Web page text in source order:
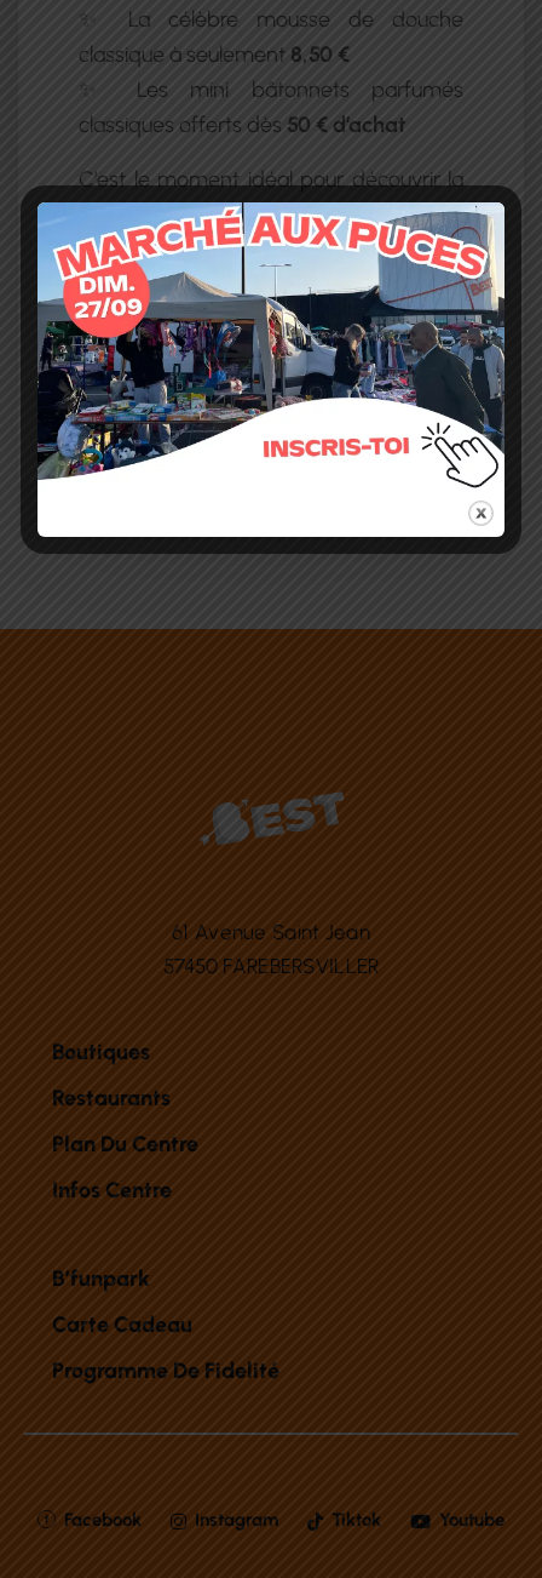
✨ La célèbre mousse de douche
classique à seulement 8,50 €
✨ Les mini bâtonnets parfumés
classiques offerts dès 50 € d’achat
C’est le moment idéal pour découvrir la
boutique ou te faire plaisir avec tes
produits préférés dans un cadre
chaleureux et inspirant.
Alors, prêt(e) à t’offrir une petite pause
bien-être ? 💚
61 Avenue Saint Jean
57450 FAREBERSVILLER
Boutiques
Restaurants
Plan Du Centre
Infos Centre
B’funpark
Carte Cadeau
Programme De Fidelité
Facebook Instagram Tiktok Youtube